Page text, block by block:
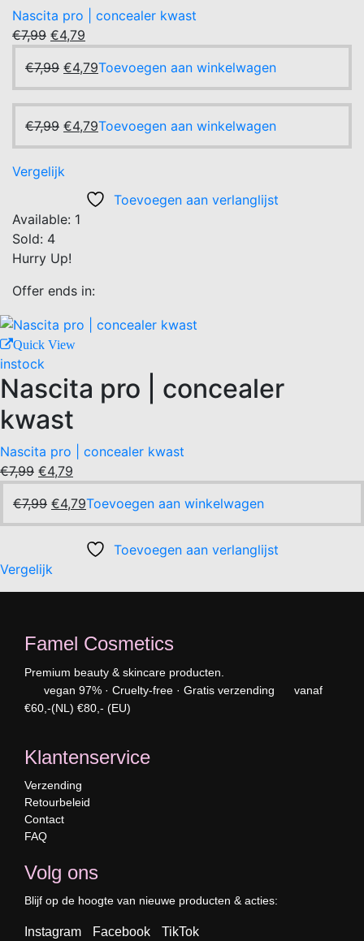
Nascita pro | concealer kwast
€7,99 Oorspronkelijke
prijs
was:
€7,99.
€4,79
prijs
is:
€4,79.
€7,99 Oorspronkelijke
prijs
was:
€7,99.
€4,79Huidige
prijs
is:
€4,79.
Toevoegen aan winkelwagen
€7,99 Oorspronkelijke
prijs
€4,79Huidige
prijs
Toevoegen aan winkelwagen
Vergelijk
Toevoegen aan verlanglijst
Available: 1
Sold: 4
Hurry Up!
Offer ends in:
Quick View
instock
Nascita pro | concealer
kwast
Nascita pro | concealer kwast
€7,99 Oorspronkelijke
prijs
was:
€7,99.
€4,79
prijs
is:
€4,79.
€7,99 Oorspronkelijke
prijs
€4,79Huidige
prijs
is:
€4,79.
Toevoegen aan winkelwagen
Toevoegen aan verlanglijst
Vergelijk
Famel Cosmetics
Premium beauty & skincare producten.
vegan 97% · Cruelty-free · Gratis verzending vanaf
€60,-(NL) €80,- (EU)
Klantenservice
Verzending
Retourbeleid
Contact
FAQ
Volg ons
Blijf op de hoogte van nieuwe producten & acties:
Instagram Facebook TikTok